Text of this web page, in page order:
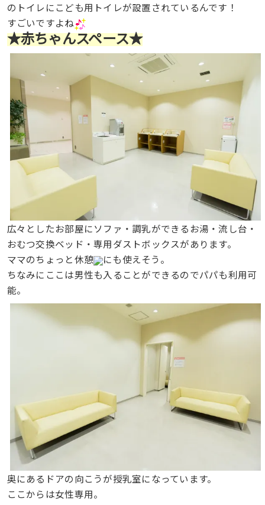
のトイレにこども用トイレが設置されているんです！
すごいですよね
★赤ちゃんスペース★
広々としたお部屋にソファ・調乳ができるお湯・流し台・
おむつ交換ベッド・専用ダストボックスがあります。
ママのちょっと休憩
にも使えそう。
ちなみにここは男性も入ることができるのでパパも利用可
能。
奥にあるドアの向こうが授乳室になっています。
ここからは女性専用。